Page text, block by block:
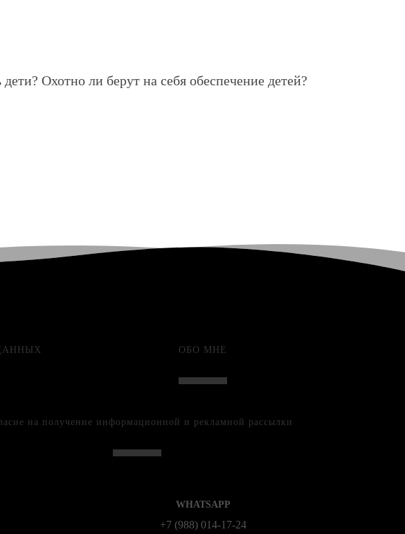
Охотно ли берут на себя обеспечение детей?
ОБО МНЕ
на получение информационной и рекламной рассылки
WHATSAPP
+7 (988) 014‑17‑24